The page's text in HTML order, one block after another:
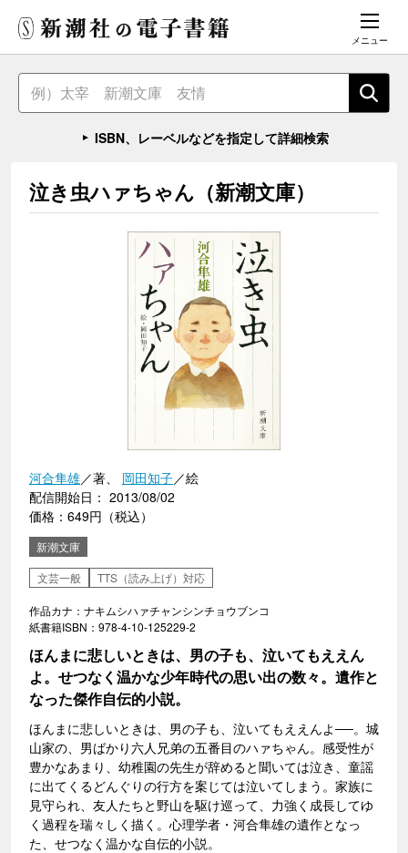
メニュー
ISBN、レーベルなどを指定して詳細検索
泣き虫ハァちゃん（新潮文庫）
河合隼雄／著、 岡田知子／絵
配信開始日： 2013/08/02
価格：649円（税込）
新潮文庫
文芸一般
TTS（読み上げ）対応
作品カナ：ナキムシハァチャンシンチョウブンコ
紙書籍ISBN：978-4-10-125229-2
ほんまに悲しいときは、男の子も、泣いてもええん
よ。せつなく温かな少年時代の思い出の数々。遺作と
なった傑作自伝的小説。
ほんまに悲しいときは、男の子も、泣いてもええんよ──。城
山家の、男ばかり六人兄弟の五番目のハァちゃん。感受性が
豊かなあまり、幼稚園の先生が辞めると聞いては泣き、童謡
に出てくるどんぐりの行方を案じては泣いてしまう。家族に
見守られ、友人たちと野山を駆け巡って、力強く成長してゆ
く過程を瑞々しく描く。心理学者・河合隼雄の遺作となっ
た、せつなく温かな自伝的小説。